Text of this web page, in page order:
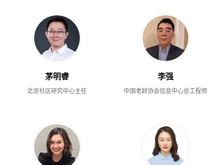
茅明睿
北京社区研究中心主任
李强
中国老龄协会信息中心总工程师